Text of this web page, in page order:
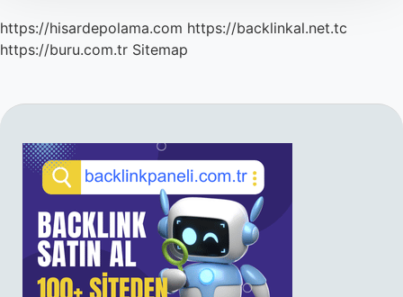
https://hisardepolama.com https://backlinkal.net.tc
https://buru.com.tr Sitemap
SIDEBAR